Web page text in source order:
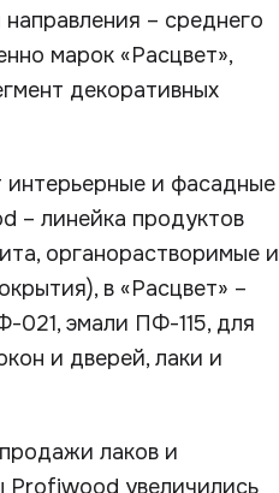
– среднего
марок «Расцвет»,
декоративных
и фасадные
– линейка продуктов
органорастворимые и
в «Расцвет» –
021, эмали ПФ-115, для
и дверей, лаки и
лаков и
Profiwood увеличились